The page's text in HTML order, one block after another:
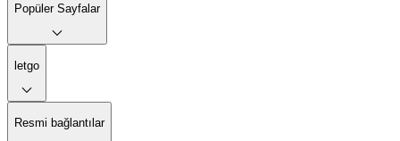
Popüler Sayfalar
letgo
Resmi bağlantılar